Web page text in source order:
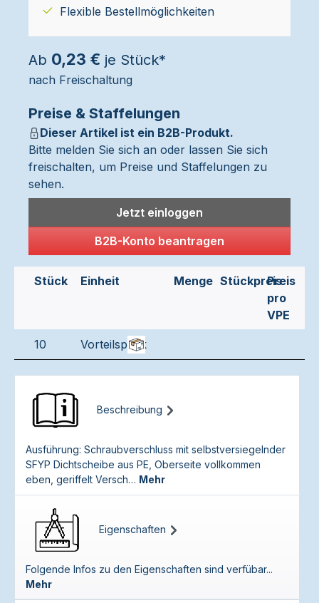
Flexible Bestellmöglichkeiten
Ab 0,23 € je Stück*
nach Freischaltung
Preise & Staffelungen
Dieser Artikel ist ein B2B-Produkt.
Bitte melden Sie sich an oder lassen Sie sich
freischalten, um Preise und Staffelungen zu
sehen.
Jetzt einloggen
B2B-Konto beantragen
Stück Einheit Menge StückpreisPreis
pro
VPE
10 Vorteilspack
Beschreibung
Ausführung: Schraubverschluss mit selbstversiegelnder
SFYP Dichtscheibe aus PE, Oberseite vollkommen
eben, geriffelt Versch… Mehr
Eigenschaften
Folgende Infos zu den Eigenschaften sind verfübar...
Mehr